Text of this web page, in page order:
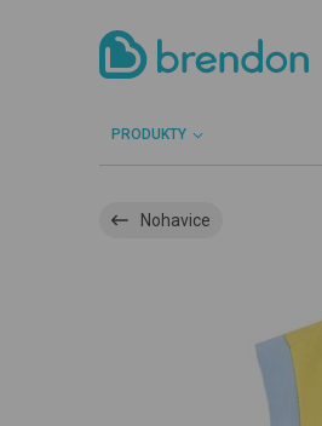
PRODUKTY
Nohavice